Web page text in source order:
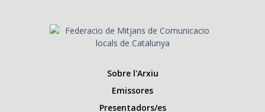
Sobre l'Arxiu
Emissores
Presentadors/es